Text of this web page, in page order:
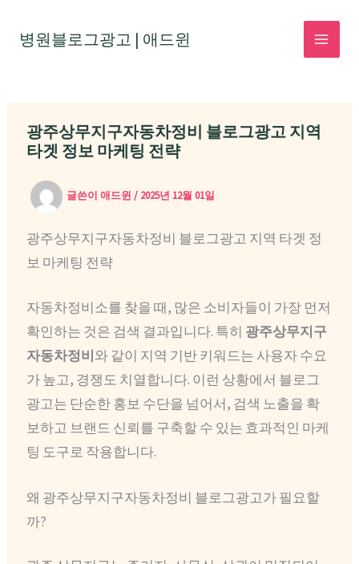
병원블로그광고 | 애드윈
광주상무지구자동차정비 블로그광고 지역
타겟 정보 마케팅 전략
글쓴이애드윈/ 2025년 12월 01일
광주상무지구자동차정비 블로그광고 지역 타겟 정
보 마케팅 전략
자동차정비소를 찾을 때, 많은 소비자들이 가장 먼저
확인하는 것은 검색 결과입니다. 특히 광주상무지구
자동차정비와 같이 지역 기반 키워드는 사용자 수요
가 높고, 경쟁도 치열합니다. 이런 상황에서 블로그
광고는 단순한 홍보 수단을 넘어서, 검색 노출을 확
보하고 브랜드 신뢰를 구축할 수 있는 효과적인 마케
팅 도구로 작용합니다.
왜 광주상무지구자동차정비 블로그광고가 필요할
까?